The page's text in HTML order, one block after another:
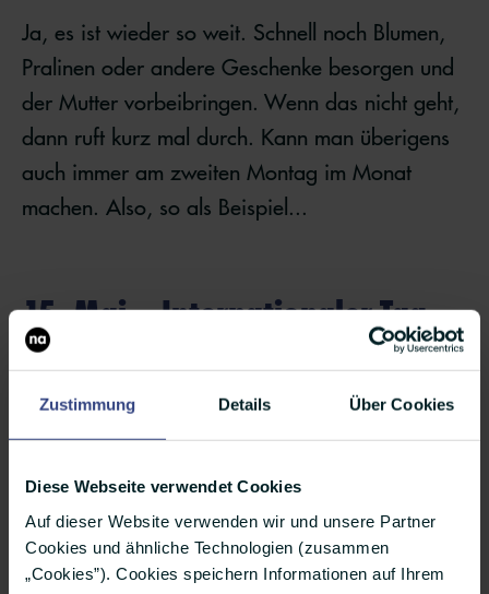
Zustimmung Details Über Cookies
Diese Webseite verwendet Cookies
Auf dieser Website verwenden wir und unsere Partner
Cookies und ähnliche Technologien (zusammen
„Cookies”). Cookies speichern Informationen auf Ihrem
Ja, es ist wieder so weit. Schnell noch Blumen,
Pralinen oder andere Geschenke besorgen und
der Mutter vorbeibringen. Wenn das nicht geht,
dann ruft kurz mal durch. Kann man überigens
auch immer am zweiten Montag im Monat
machen. Also, so als Beispiel...
15. Mai – Internationaler Tag
der Familie
Na, sehr schön! Gerade noch am 1. Mai mit
knapp zwei Wochen später gleich weiter feiern.
Herrlich!